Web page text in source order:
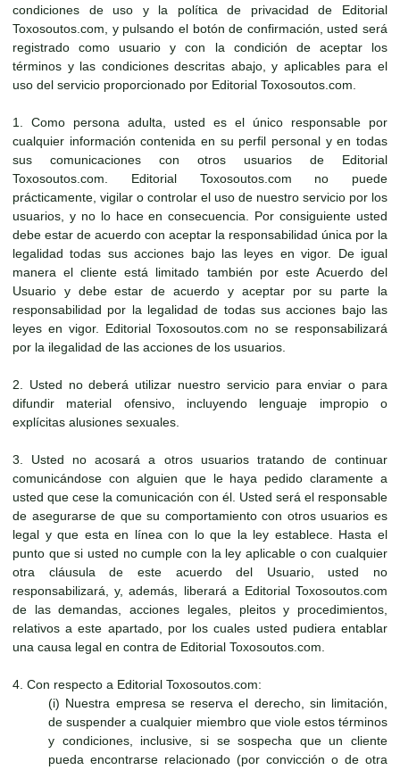
condiciones de uso y la política de privacidad de Editorial
Toxosoutos.com, y pulsando el botón de confirmación, usted será
registrado como usuario y con la condición de aceptar los
términos y las condiciones descritas abajo, y aplicables para el
uso del servicio proporcionado por Editorial Toxosoutos.com.
1. Como persona adulta, usted es el único responsable por
cualquier información contenida en su perfil personal y en todas
sus comunicaciones con otros usuarios de Editorial
Toxosoutos.com. Editorial Toxosoutos.com no puede
prácticamente, vigilar o controlar el uso de nuestro servicio por los
usuarios, y no lo hace en consecuencia. Por consiguiente usted
debe estar de acuerdo con aceptar la responsabilidad única por la
legalidad todas sus acciones bajo las leyes en vigor. De igual
manera el cliente está limitado también por este Acuerdo del
Usuario y debe estar de acuerdo y aceptar por su parte la
responsabilidad por la legalidad de todas sus acciones bajo las
leyes en vigor. Editorial Toxosoutos.com no se responsabilizará
por la ilegalidad de las acciones de los usuarios.
2. Usted no deberá utilizar nuestro servicio para enviar o para
difundir material ofensivo, incluyendo lenguaje impropio o
explícitas alusiones sexuales.
3. Usted no acosará a otros usuarios tratando de continuar
comunicándose con alguien que le haya pedido claramente a
usted que cese la comunicación con él. Usted será el responsable
de asegurarse de que su comportamiento con otros usuarios es
legal y que esta en línea con lo que la ley establece. Hasta el
punto que si usted no cumple con la ley aplicable o con cualquier
otra cláusula de este acuerdo del Usuario, usted no
responsabilizará, y, además, liberará a Editorial Toxosoutos.com
de las demandas, acciones legales, pleitos y procedimientos,
relativos a este apartado, por los cuales usted pudiera entablar
una causa legal en contra de Editorial Toxosoutos.com.
4. Con respecto a Editorial Toxosoutos.com:
(i) Nuestra empresa se reserva el derecho, sin limitación,
de suspender a cualquier miembro que viole estos términos
y condiciones, inclusive, si se sospecha que un cliente
pueda encontrarse relacionado (por convicción o de otra